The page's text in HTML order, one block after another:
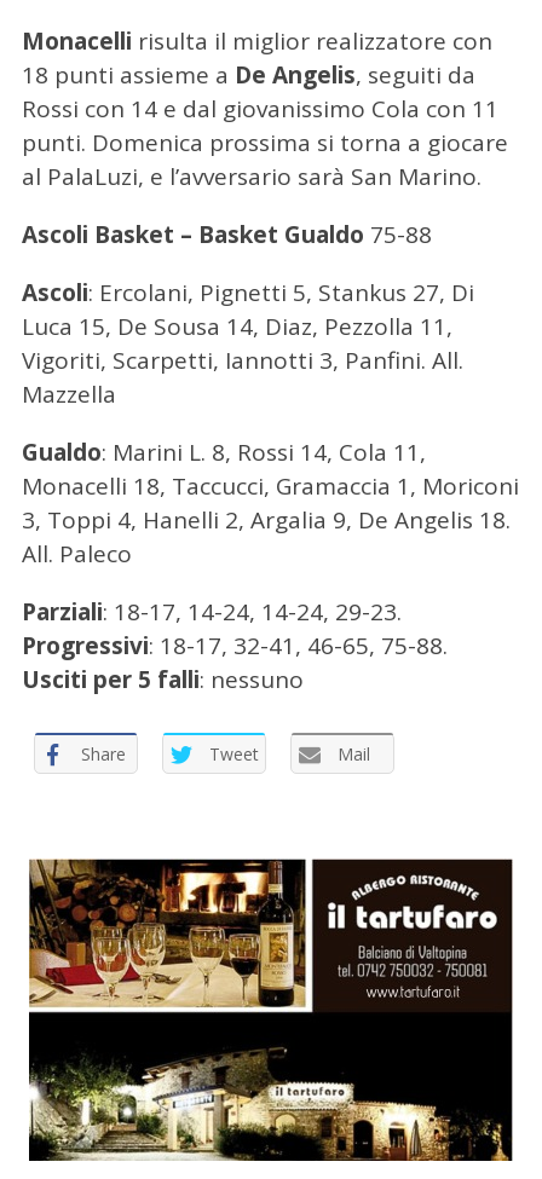
Monacelli risulta il miglior realizzatore con
18 punti assieme a De Angelis, seguiti da
Rossi con 14 e dal giovanissimo Cola con 11
punti. Domenica prossima si torna a giocare
al PalaLuzi, e l’avversario sarà San Marino.
Ascoli Basket – Basket Gualdo 75-88
Ascoli: Ercolani, Pignetti 5, Stankus 27, Di
Luca 15, De Sousa 14, Diaz, Pezzolla 11,
Vigoriti, Scarpetti, Iannotti 3, Panfini. All.
Mazzella
Gualdo: Marini L. 8, Rossi 14, Cola 11,
Monacelli 18, Taccucci, Gramaccia 1, Moriconi
3, Toppi 4, Hanelli 2, Argalia 9, De Angelis 18.
All. Paleco
Parziali: 18-17, 14-24, 14-24, 29-23.
Progressivi: 18-17, 32-41, 46-65, 75-88.
Usciti per 5 falli: nessuno
Share Tweet Mail
C
a
p
e
r
: